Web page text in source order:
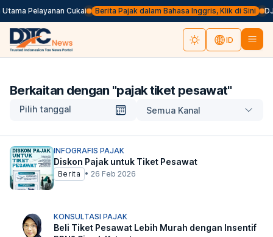
Pelayanan Cukai Berita Pajak dalam Bahasa Inggris, Klik di Sini
ID
Berkaitan dengan "pajak tiket pesawat"
Pilih tanggal Semua Kanal
INFOGRAFIS PAJAK
Diskon Pajak untuk Tiket Pesawat
Berita • 26 Feb 2026
KONSULTASI PAJAK
Beli Tiket Pesawat Lebih Murah dengan Insentif